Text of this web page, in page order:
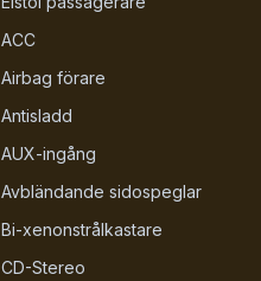
ACC
Airbag förare
Antisladd
AUX-ingång
Avbländande sidospeglar
Bi-xenonstrålkastare
CD-Stereo